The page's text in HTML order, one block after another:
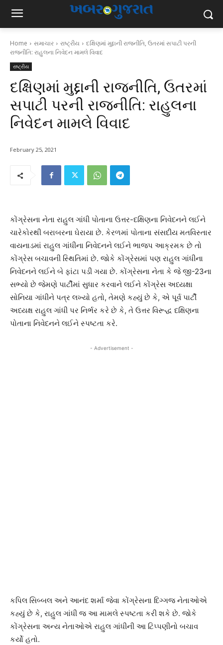
Home સમાચાર રાષ્ટ્રીય
દક્ષિણમાં મુદ્દાની રાજનીતિ, ઉતરમાં સપાટી પરની
રાજનીતિ: રાહુલના નિવેદન મામલે વિવાદ
રાષ્ટ્રીય
દક્ષિણમાં મુદ્દાની રાજનીતિ, ઉતરમાં
સપાટી પરની રાજનીતિ: રાહુલના
નિવેદન મામલે વિવાદ
February 25, 2021
કોંગ્રેસના નેતા રાહુલ ગાંધી પોતાના ઉત્તર-દક્ષિણના નિવેદનને લઈને
ચારેકોરથી બરાબરના ઘેરાયા છે. કેરળમાં પોતાના સંસદીય મતવિસ્તાર
વાયનાડમાં રાહુલ ગાંધીના નિવેદનને લઈને ભાજપ આક્રમક છે તો
કોંગ્રેસ બચાવની સ્થિતિમાં છે. જોકે કોંગ્રેસમાં પણ રાહુલ ગાંધીના
નિવેદનને લઈને બે ફાંટા પડી ગયા છે. કોંગ્રેસના નેતા કે જે જી-23ના
સભ્યો છે જેમણે પાર્ટીમાં સુધાર કરવાને લઈને કોંગ્રેસ અધ્યક્ષા
સોનિયા ગાંધીને પત્ર લખ્યો હતો, તેમણે કહ્યું છે કે, એ પૂર્વ પાર્ટી
અધ્યક્ષ રાહુલ ગાંધી પર નિર્ભર કરે છે કે, તે ઉત્તર વિરૂદ્ધ દક્ષિણના
પોતાના નિવેદનને લઈને સ્પષ્ટતા કરે.
- Advertisement -
કપિલ સિબ્બલ અને આનંદ શર્મા જેવા કોંગ્રેસના દિગ્ગજ નેતાઓએ
કહ્યું છે કે, રાહુલ ગાંધી જ આ મામલે સ્પષ્ટતા કરી શકે છે. જોકે
કોંગ્રેસના અન્ય નેતાઓએ રાહુલ ગાંધીની આ ટિપ્પણીનો બચાવ
કર્યો હતો.